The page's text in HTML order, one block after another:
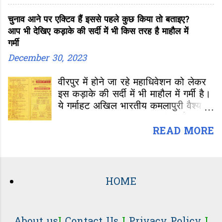
शामिल हुए।
चुनाव आने पर एक्टिव हैं इससे पहले कुछ किया तो बताइए?
आप भी देखिए कड़ाके की सर्दी में भी किस तरह है माहौल में
गर्मी
December 30, 2023
वीरपुर में होने जा रहे महाधिवेशन को लेकर
इस कड़ाके की सर्दी में भी माहौल में गर्मी है।
ये गर्माहट अखिल भारतीय कमलापुरी वैश्य
उम्मीद है। अध्यक्ष चुनाव और महासभा के
उम्मीदों पर खड़ा नहीं उतरेंगे...उम्मीद के
लायक काम नहीं करेंगे तो, वो आपसे पूछेंगे ही
ली है तो जवाब तो देना ही होगा।
READ MORE
HOME